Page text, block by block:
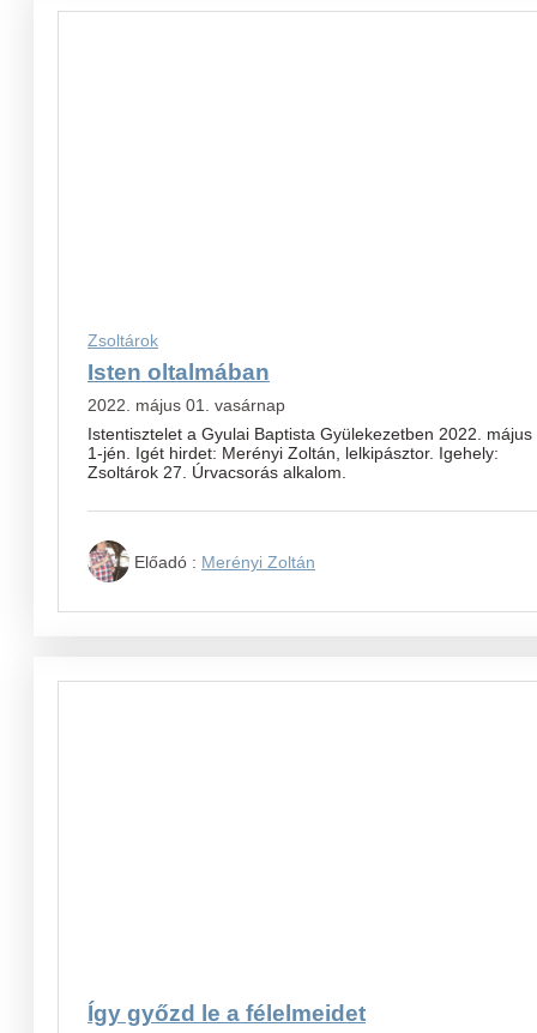
Zsoltárok
Isten oltalmában
2022. május 01. vasárnap
Istentisztelet a Gyulai Baptista Gyülekezetben 2022. május
1-jén. Igét hirdet: Merényi Zoltán, lelkipásztor. Igehely:
Zsoltárok 27. Úrvacsorás alkalom.
Előadó : Merényi Zoltán
Így győzd le a félelmeidet